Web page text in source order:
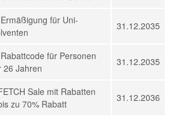
für Uni-
31.12.2035
für Personen
26 Jahren
31.12.2035
Sale mit Rabatten
zu 70% Rabatt
31.12.2036